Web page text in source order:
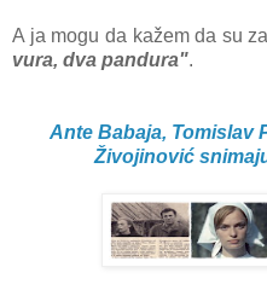
A ja mogu da kažem da su
vura, dva pandura".
Ante Babaja, Tomislav
Živojinović